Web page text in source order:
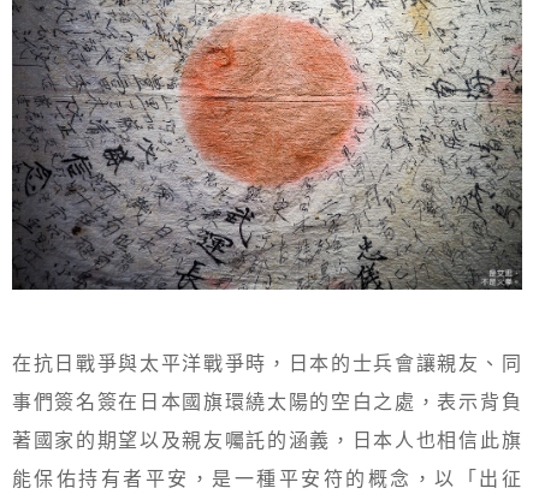
在抗日戰爭與太平洋戰爭時，日本的士兵會讓親友、同
事們簽名簽在日本國旗環繞太陽的空白之處，表示背負
著國家的期望以及親友囑託的涵義，日本人也相信此旗
能保佑持有者平安，是一種平安符的概念，以「出征